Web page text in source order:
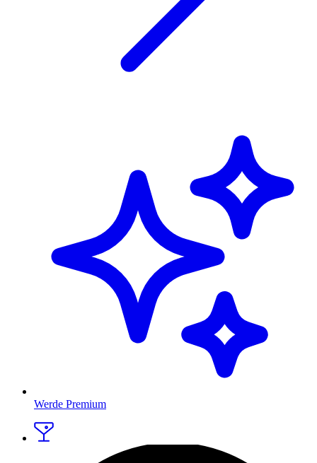
Werde Premium